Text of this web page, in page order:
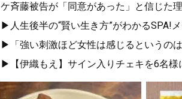
ケ斉藤被告が「同意があった」と信じた
▶人生後半の“賢い生き方”がわかるSPA!
▶「強い刺激ほど女性は感じるというの
▶【伊織もえ】サイン入りチェキを6名様